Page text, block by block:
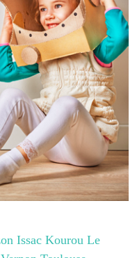
Issac Kourou Le